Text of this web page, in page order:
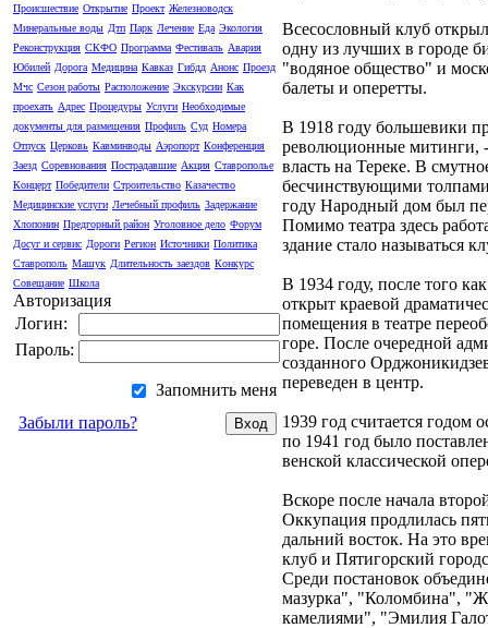
Происшествие Открытие Проект Железноводск
Минеральные воды Дтп Парк Лечение Еда Экология
Реконструкция СКФО Программа Фестиваль Авария
Юбилей Дорога Медицина Кавказ Гибдд Анонс Проезд
Мчс Сезон работы Расположение Экскурсии Как
проехать Адрес Процедуры Услуги Необходимые
документы для размещения Профиль Суд Номера
Отпуск Церковь Кавминводы Аэропорт Конференция
Заезд Соревнования Пострадавшие Акция Ставрополье
Концерт Победители Строительство Казачество
Медицинские услуги Лечебный профиль Задержание
Хлопонин Предгорный район Уголовное дело Форум
Досуг и сервис Дороги Регион Источники Политика
Ставрополь Машук Длительность заездов Конкурс
Совещание Школа
Авторизация
Логин:
Пароль:
Запомнить меня
Забыли пароль?
Всесословный клуб
одну из лучших в городе
"водяное общество" и
балеты и оперетты.
В 1918 году большевики
революционные митинги, -
власть на Тереке. В
бесчинствующими
году Народный дом был
Помимо театра здесь
здание стало называться
В 1934 году, после того
открыт краевой
помещения в театре
горе. После очередной
созданного
переведен в центр.
1939 год считается годом
по 1941 год было
венской классической
Вскоре после начала
Оккупация продлилась
дальний восток. На это
клуб и Пятигорский
Среди постановок
мазурка", "Коломбина",
камелиями", "Эмилия